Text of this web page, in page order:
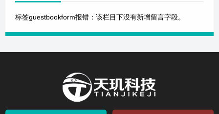
标签guestbookform报错：该栏目下没有新增留言字段。